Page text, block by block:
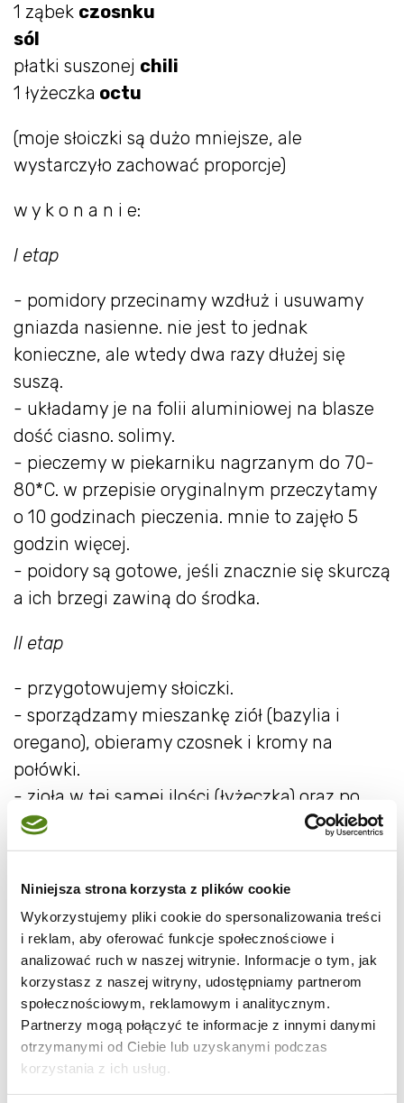
Niniejsza strona korzysta z plików cookie
Wykorzystujemy pliki cookie do spersonalizowania treści
i reklam, aby oferować funkcje społecznościowe i
analizować ruch w naszej witrynie. Informacje o tym, jak
korzystasz z naszej witryny, udostępniamy partnerom
społecznościowym, reklamowym i analitycznym.
Partnerzy mogą połączyć te informacje z innymi danymi
otrzymanymi od Ciebie lub uzyskanymi podczas
korzystania z ich usług.
1 ząbek czosnku
sól
płatki suszonej chili
1 łyżeczka octu
(moje słoiczki są dużo mniejsze, ale
wystarczyło zachować proporcje)
w y k o n a n i e:
I etap
- pomidory przecinamy wzdłuż i usuwamy
gniazda nasienne. nie jest to jednak
konieczne, ale wtedy dwa razy dłużej się
suszą.
- układamy je na folii aluminiowej na blasze
dość ciasno. solimy.
- pieczemy w piekarniku nagrzanym do 70-
80*C. w przepisie oryginalnym przeczytamy
o 10 godzinach pieczenia. mnie to zajęło 5
godzin więcej.
- poidory są gotowe, jeśli znacznie się skurczą
a ich brzegi zawiną do środka.
II etap
- przygotowujemy słoiczki.
- sporządzamy mieszankę ziół (bazylia i
oregano), obieramy czosnek i kromy na
połówki.
- zioła w tej samej ilości (łyżeczka) oraz po
dwie połówki czosnku wkładamy do
słoiczków. pomidory ciasno układamy na
ziołach. dodajemy po łyżeczce (jeśli – jak u
standardowe na pomidory) octu i kilka
płatków chili.
- podgrzewamy olej z oliwą i zalewamy
pomidory.
- słoiczki zakręcamy i pozostawiamy do
wystygnięcia. do spożycia nadają się po
upływie min. 2 tyg.